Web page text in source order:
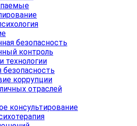
безопасность
контроль
технологии
коррупции
отраслей
консультирование